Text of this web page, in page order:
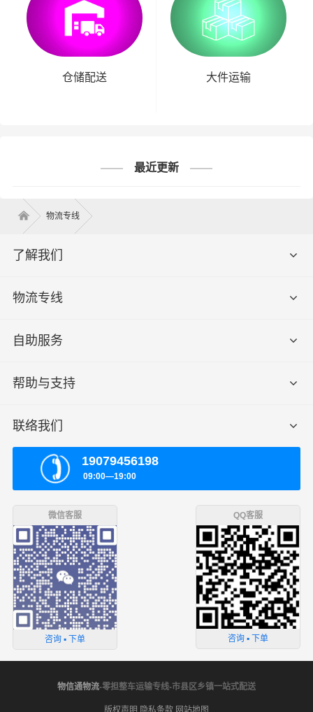
仓储配送 大件运输
最近更新
物流专线
了解我们
物流专线
自助服务
帮助与支持
联络我们
19079456198
09:00—19:00
微信客服
咨询 ▪ 下单
QQ客服
咨询 ▪ 下单
物信通物流-零担整车运输专线-市县区乡镇一站式配送
版权声明 隐私条款 网站地图